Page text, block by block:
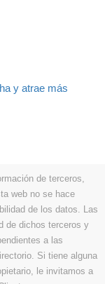
y atrae más
de terceros,
web no se hace
de los datos. Las
de dichos terceros y
a las
Si tiene alguna
le invitamos a